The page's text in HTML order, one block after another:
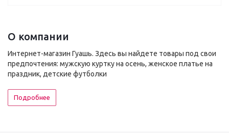
О компании
Интернет-магазин Гуашь. Здесь вы найдете товары под свои
предпочтения: мужскую куртку на осень, женское платье на
праздник, детские футболки
Подробнее